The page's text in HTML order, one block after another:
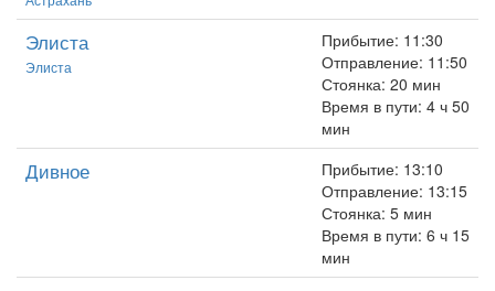
Элиста
Элиста
Прибытие: 11:30
Отправление: 11:50
Стоянка: 20 мин
Время в пути: 4 ч 50
мин
Дивное
Прибытие: 13:10
Отправление: 13:15
Стоянка: 5 мин
Время в пути: 6 ч 15
мин